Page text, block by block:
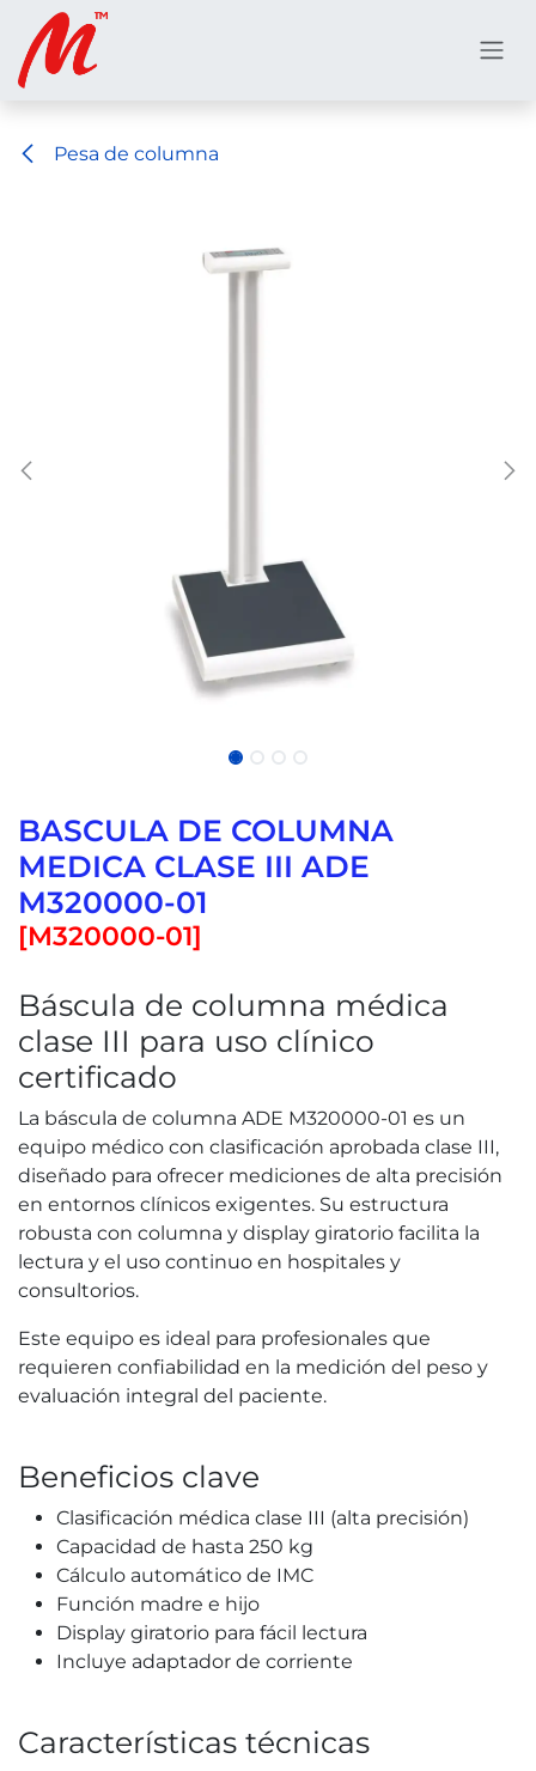
Ir al contenido
Pesa de columna
BASCULA DE COLUMNA
MEDICA CLASE III ADE
M320000-01
[M320000-01]
Báscula de columna médica
clase III para uso clínico
certificado
La báscula de columna ADE M320000-01 es un
equipo médico con clasificación aprobada clase III,
diseñado para ofrecer mediciones de alta precisión
en entornos clínicos exigentes. Su estructura
robusta con columna y display giratorio facilita la
lectura y el uso continuo en hospitales y
consultorios.
Este equipo es ideal para profesionales que
requieren confiabilidad en la medición del peso y
evaluación integral del paciente.
Beneficios clave
Clasificación médica clase III (alta precisión)
Capacidad de hasta 250 kg
Cálculo automático de IMC
Función madre e hijo
Display giratorio para fácil lectura
Incluye adaptador de corriente
Características técnicas